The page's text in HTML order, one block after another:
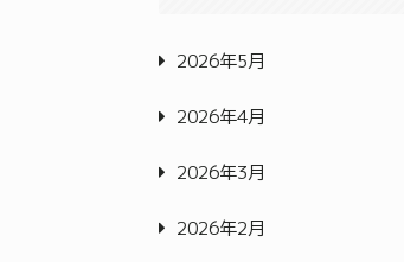
2026年5月
2026年4月
2026年3月
2026年2月